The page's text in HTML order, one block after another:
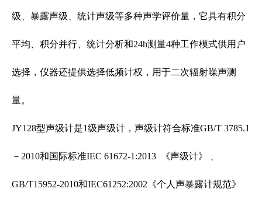
级、暴露声级、统计声级等多种声学评价量，它具有积分
平均、积分并行、统计分析和24h测量4种工作模式供用户
选择，仪器还提供选择低频计权，用于二次辐射噪声测
量。
JY128型声级计是1级声级计，声级计符合标准GB/T 3785.1
－2010和国际标准IEC 61672-1:2013 《声级计》 、
GB/T15952-2010和IEC61252:2002《个人声暴露计规范》